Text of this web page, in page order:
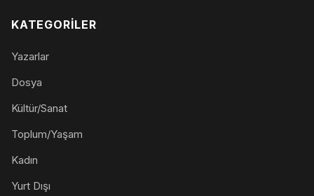
KATEGORILER
Yazarlar
Dosya
Kültür/Sanat
Toplum/Yaşam
Kadın
Yurt Dışı